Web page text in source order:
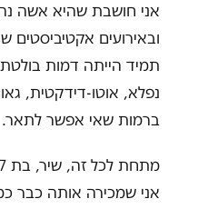
אני חושבת שהיא אשה
ובאירועים
תמיד הייתה דמות
נפלא, אוטו-דידקטית,
ברמות שאי אפשר לתאר.
אני שמכירה אותה כבר